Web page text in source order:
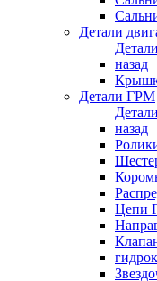
Детали
назад
Детали ГРМ
назад
Цепи